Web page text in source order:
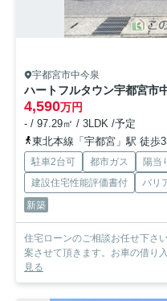
宇都宮市中今泉
ハートフルタウン宇都宮市
4,590万円
- / 97.29㎡ / 3LDK /予定
東北本線「宇都宮」駅 徒歩
駐車2台可 都市ガス 陽当
建設住宅性能評価書付
バリ
新築
住宅ローンのご相談お任せ下さ
案させて頂きます。お車の借り
見る